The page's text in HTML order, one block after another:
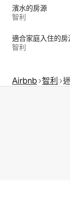
濱水的房源
智利
適合家庭入住的房
智利
Airbnb 智利